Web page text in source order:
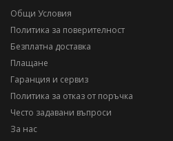
Общи Условия
Политика за поверителност
Безплатна доставка
Плащане
Гаранция и сервиз
Политика за отказ от поръчка
Често задавани въпроси
За нас